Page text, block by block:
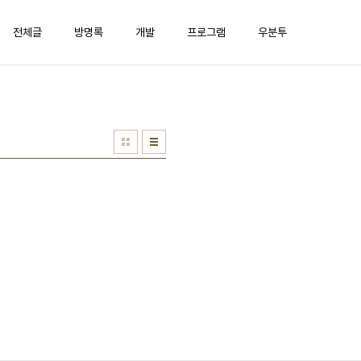
전체글 방명록 개발 프로그램 우분투